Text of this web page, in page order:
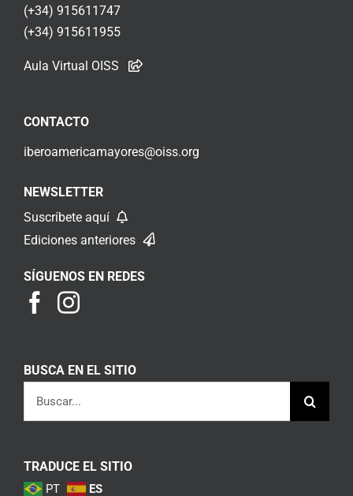
(+34) 915611747
(+34) 915611955
Aula Virtual OISS
CONTACTO
iberoamericamayores@oiss.org
NEWSLETTER
Suscríbete aquí
Ediciones anteriores
SÍGUENOS EN REDES
BUSCA EN EL SITIO
TRADUCE EL SITIO
PT ES